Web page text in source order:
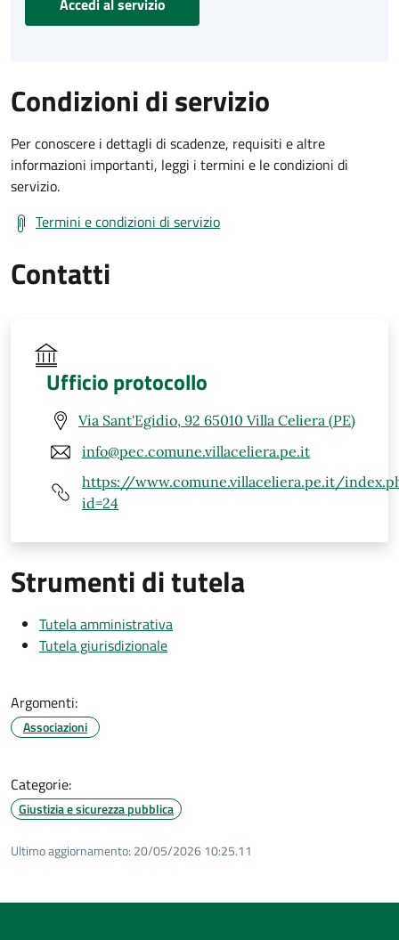
Condizioni di servizio
Per conoscere i dettagli di scadenze, requisiti e altre
informazioni importanti, leggi i termini e le condizioni di
servizio.
Termini e condizioni di servizio
Contatti
Ufficio protocollo
Via Sant'Egidio, 92 65010 Villa Celiera (PE)
info@pec.comune.villaceliera.pe.it
https://www.comune.villaceliera.pe.it/
id=24
Strumenti di tutela
Tutela amministrativa
Tutela giurisdizionale
Argomenti:
Associazioni
Categorie:
Giustizia e sicurezza pubblica
Ultimo aggiornamento: 20/05/2026 10:25.11